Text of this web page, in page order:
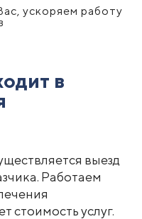
ускоряем работу
в
выезд
Работаем
стоимость услуг.